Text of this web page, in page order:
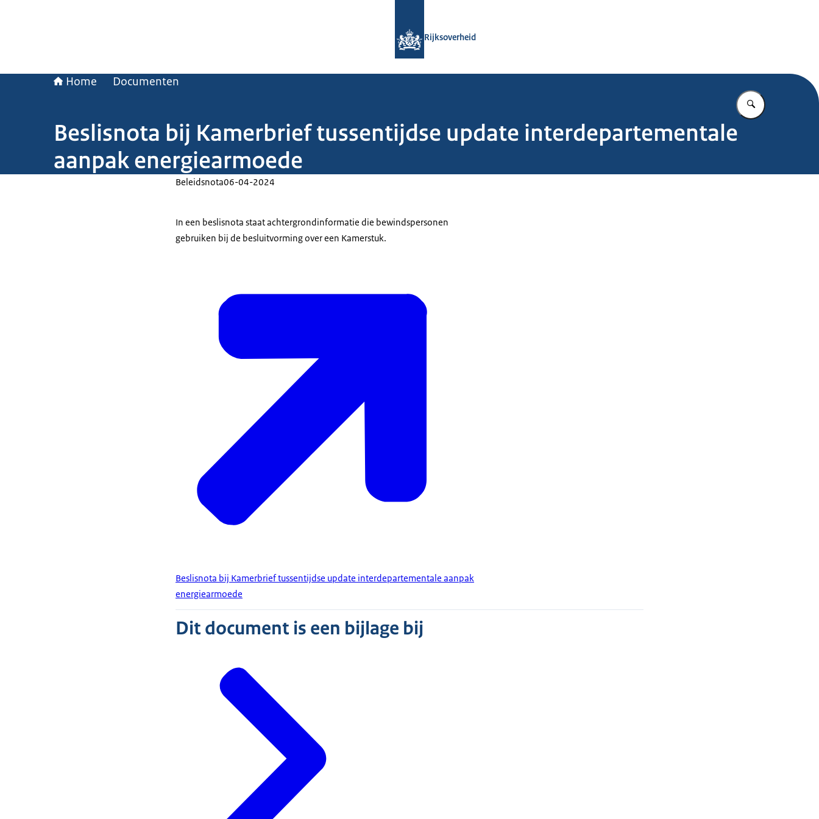
Rijksoverheid
Home Documenten
Vul in wat u
Beslisnota bij Kamerbrief tussentijdse update interdepartementale
aanpak energiearmoede
Beleidsnota06-04-2024
In een beslisnota staat achtergrondinformatie die bewindspersonen
gebruiken bij de besluitvorming over een Kamerstuk.
Beslisnota bij Kamerbrief tussentijdse update interdepartementale aanpak
energiearmoede
Dit document is een bijlage bij